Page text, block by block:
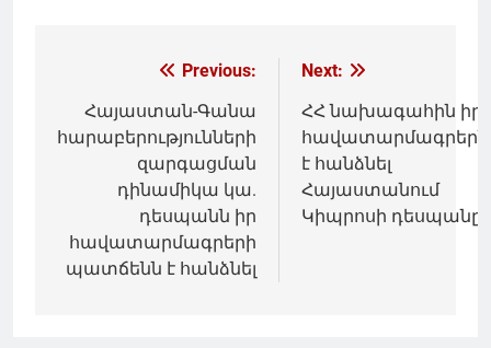
Գրառումների
նավարկումը
Previous:
Հայաստան-Գանա
հարաբերությունների
զարգացման
դինամիկա կա.
դեսպանն իր
հավատարմագրերի
պատճենն է հանձնել
Next:
ՀՀ նախագահին իր
հավատարմագրերն
է հանձնել
Հայաստանում
Կիպրոսի դեսպանը